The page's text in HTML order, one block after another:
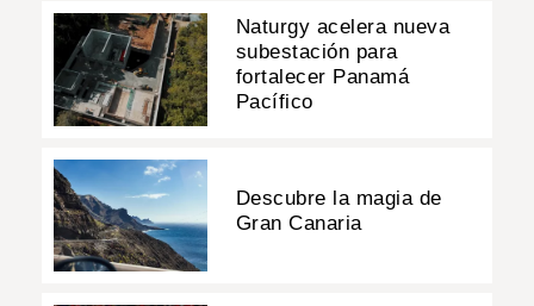
Naturgy acelera nueva
subestación para
fortalecer Panamá
Pacífico
Descubre la magia de
Gran Canaria